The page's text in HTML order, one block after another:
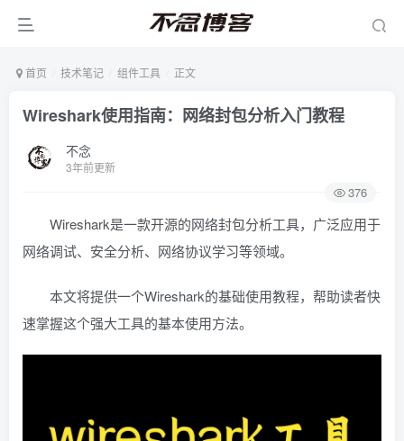
首页 技术笔记 组件工具 正文
Wireshark使用指南：网络封包分析入门教程
不念
3年前更新
376
Wireshark是一款开源的网络封包分析工具，广泛应用于
网络调试、安全分析、网络协议学习等领域。
本文将提供一个Wireshark的基础使用教程，帮助读者快
速掌握这个强大工具的基本使用方法。